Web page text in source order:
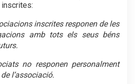
inscrites responen de les
amb tots els seus béns
no responen personalment
l’associació.